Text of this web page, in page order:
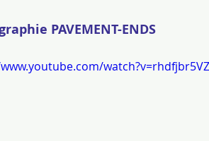
PAVEMENT-ENDS